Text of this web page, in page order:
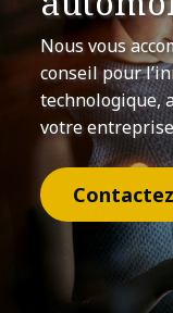
Nous vous
conseil pour
technologique,
votre entreprise